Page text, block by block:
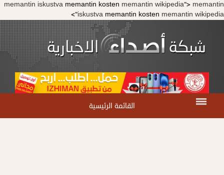
memantin iskustva memantin kosten memantin wikipedia"> memantin
iskustva memantin kosten memantin wikipedia
">
القائمة الرئيسية